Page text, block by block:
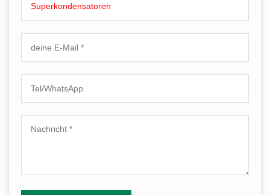
Superkondensatoren